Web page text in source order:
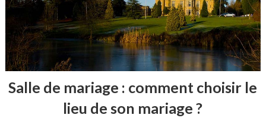
Salle de mariage : comment choisir le
lieu de son mariage ?